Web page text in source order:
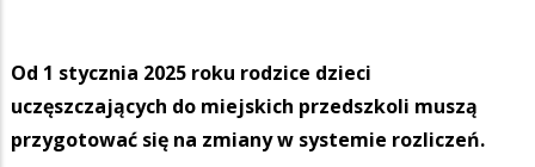
Od 1 stycznia 2025 roku rodzice dzieci
uczęszczających do miejskich przedszkoli muszą
przygotować się na zmiany w systemie rozliczeń.